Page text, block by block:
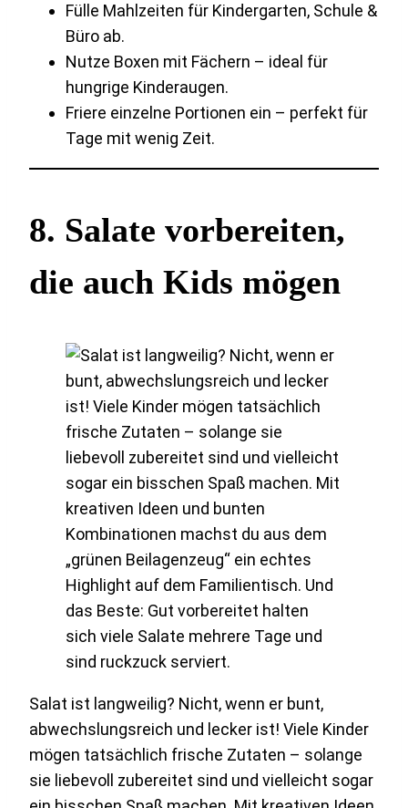
Fülle Mahlzeiten für Kindergarten, Schule &
Büro ab.
Nutze Boxen mit Fächern – ideal für
hungrige Kinderaugen.
Friere einzelne Portionen ein – perfekt für
Tage mit wenig Zeit.
8. Salate vorbereiten,
die auch Kids mögen
Salat ist langweilig? Nicht, wenn er bunt,
abwechslungsreich und lecker ist! Viele Kinder
mögen tatsächlich frische Zutaten – solange
sie liebevoll zubereitet sind und vielleicht sogar